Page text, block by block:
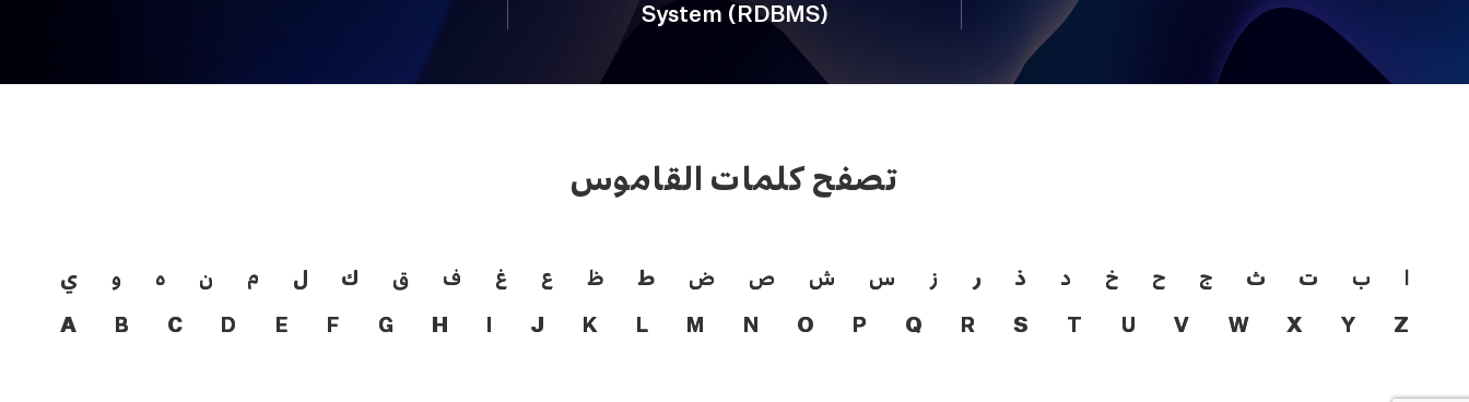
System (RDBMS)
تصفح كلمات القاموس
A B C D E F G H J K L M N O P Q R S T U V W X Y Z
ا ب ت ث ج ح خ د ذ ر ز س ش ص ض ط ظ ع غ ف ق ك ل م ن ه و ي